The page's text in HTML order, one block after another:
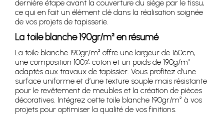
dernière étape avant la couverture du siège par le tissu,
ce qui en fait un élément clé dans la réalisation soignée
de vos projets de tapisserie.
La toile blanche 190gr/m² en résumé
La toile blanche 190gr/m² offre une largeur de 160cm,
une composition 100% coton et un poids de 190g/m²
adaptés aux travaux de tapissier. Vous profitez d’une
surface uniforme et d’une texture souple mais résistante
pour le revêtement de meubles et la création de pièces
décoratives. Intégrez cette toile blanche 190gr/m² à vos
projets pour optimiser la qualité de vos finitions.